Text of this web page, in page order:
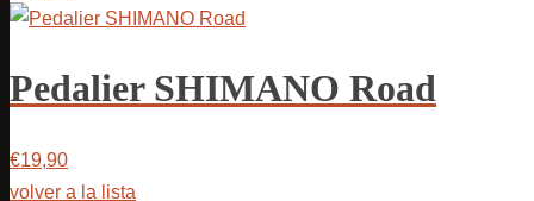
Pedalier SHIMANO Road
€19,90
volver a la lista